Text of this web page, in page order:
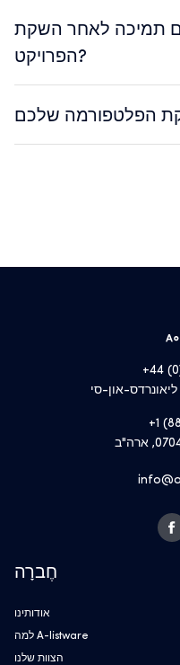
תמיכה לאחר השקת
הפרויקט?
+44
+1
חֶברָה
אודותינו
למה A-listware
הצוות שלנו